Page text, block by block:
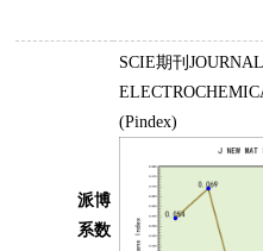
派博
系数
SCIE期刊
(Pindex)